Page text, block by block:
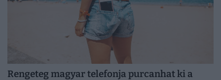
Rengeteg magyar telefonja purcanhat ki a